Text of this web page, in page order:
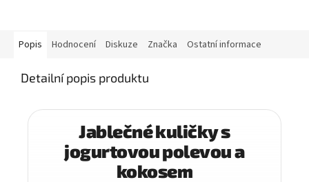
Popis Hodnocení Diskuze Značka Ostatní informace
Detailní popis produktu
Jablečné kuličky s
jogurtovou polevou a
kokosem